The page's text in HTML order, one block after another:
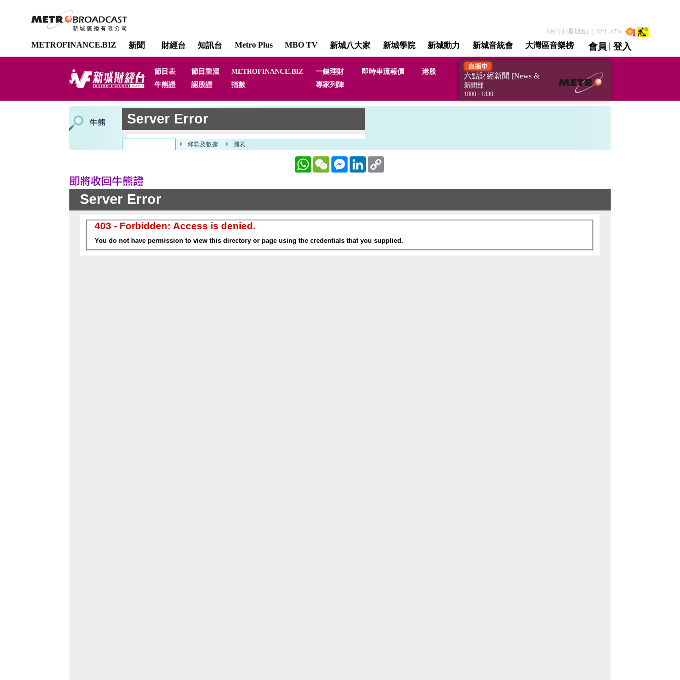
8月7日 (星期五) ｜ 32°C 52%
METROFINANCE.BIZ 新聞 財經台 知訊台 Metro Plus MBO TV 新城八大家 新城學院 新城動力 新城音統會 大灣區音樂榜 會員 | 登入
直播 / 重溫
節目表 節目重溫 METROFINANCE.BIZ 一鍵理財 即時串流報價
港股
牛熊證
認股證 指數 專家列陣
六點財經新聞 [News &
Finance Affairs]
新聞部
1800 - 1830
WhatsAppWeChat MessengerLinkedIn